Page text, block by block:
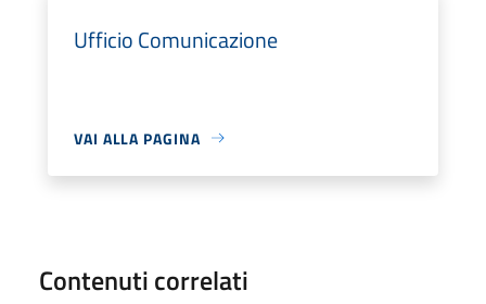
Ufficio Comunicazione
VAI ALLA PAGINA
Contenuti correlati